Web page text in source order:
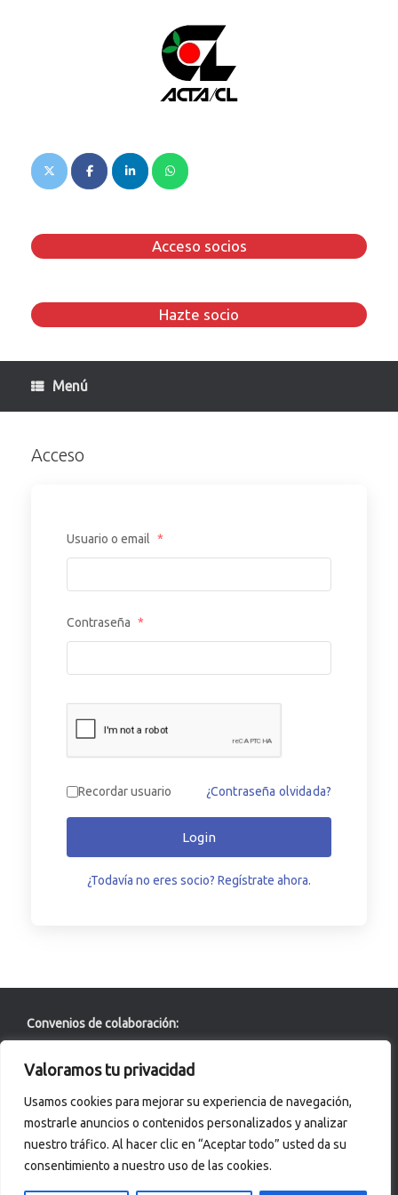
Valoramos tu privacidad
Usamos cookies para mejorar su experiencia de navegación,
mostrarle anuncios o contenidos personalizados y analizar
nuestro tráfico. Al hacer clic en “Aceptar todo” usted da su
consentimiento a nuestro uso de las cookies.
Acceso socios
Hazte socio
Menú
Acceso
Usuario o email *
Contraseña *
Recordar usuario ¿Contraseña olvidada?
Login
¿Todavía no eres socio? Regístrate ahora.
Convenios de colaboración:
Universidad de León
ACERTA Certificación
Asociación de Químicos de Castilla y León
Innovative Dairy Science education material development